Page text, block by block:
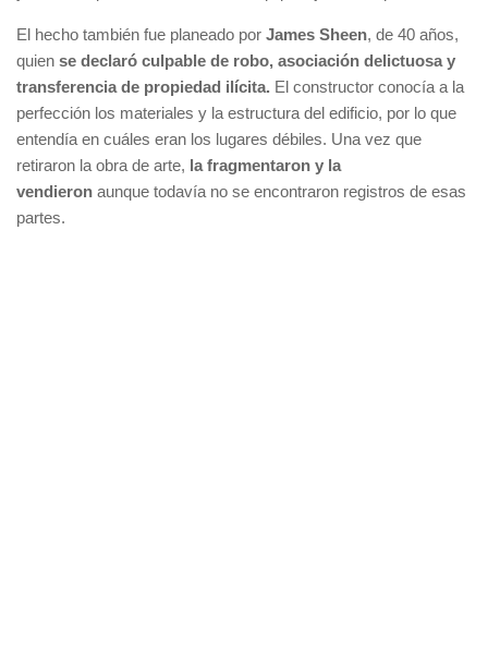
El hecho también fue planeado por James Sheen, de 40 años,
quien se declaró culpable de robo, asociación delictuosa y
transferencia de propiedad ilícita. El constructor conocía a la
perfección los materiales y la estructura del edificio, por lo que
entendía en cuáles eran los lugares débiles. Una vez que
retiraron la obra de arte, la fragmentaron y la
vendieron aunque todavía no se encontraron registros de esas
partes.